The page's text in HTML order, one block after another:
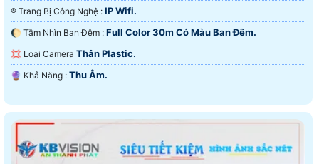
®️ Trang Bị Công Nghệ : IP Wifi.
🌔 Tầm Nhìn Ban Đêm : Full Color 30m Có Màu Ban Ðêm.
💢 Loại Camera Thân Plastic.
️🔮 Khả Năng : Thu Âm.